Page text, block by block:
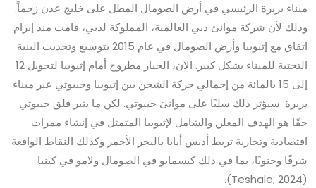
ميناء بربرة الرئيسي في أرض الصومال المطل على خليج عدن زخماً.
وذلك لأن شركة موانئ دبي العالمية، المملوكة لدبي، قامت منذ إبرام
اتفاق مع إثيوبيا وأرض الصومال في عام 2015 بتوسيع وتحديث البنية
التحتية للميناء بشكل كبير. الآن، الخيار مطروح أمام إثيوبيا لتحويل 12
إلى 15 بالمائة من إجمالي حركة الشحن بين إثيوبيا وجيبوتي عبر ميناء
بربرة. سيؤثر ذلك سلبًا على موانئ جيبوتي. لكن ما يثير قلق جيبوتي
حقًا هو الهدف المعلن والشامل لإثيوبيا المتمثل في إنشاء ممرات
اقتصادية وتجارية تربط أديس أبابا بالبحر الأحمر وكذلك النقاط الواقعة
شرقًا وجنوبًا، بما في ذلك كيسمايو في الصومال ولامو في كينيا
(Teshale, 2024).